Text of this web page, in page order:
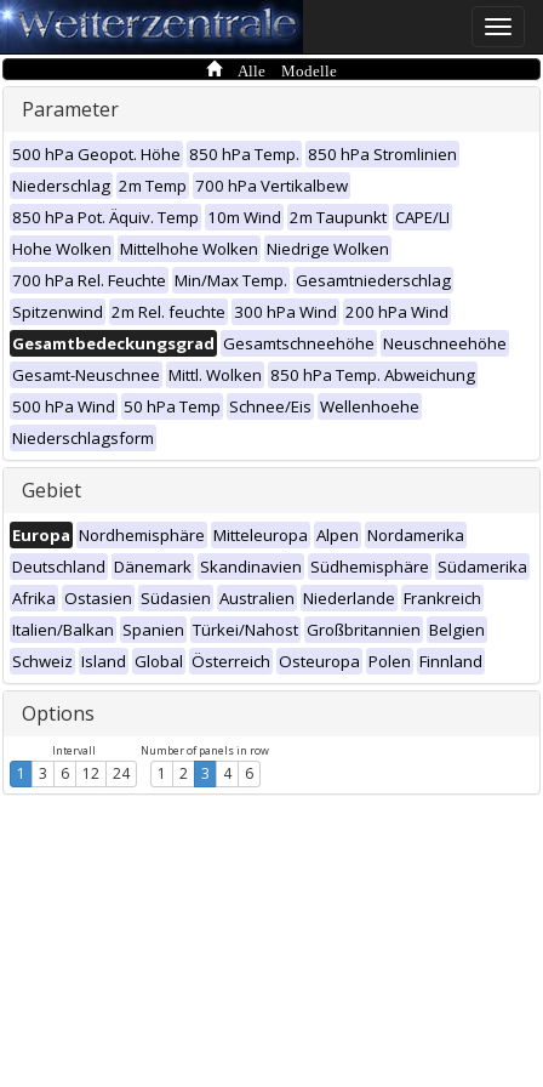
Toggle
Alle Modelle
Parameter
500 hPa Geopot. Höhe 850 hPa Temp. 850 hPa Stromlinien
Niederschlag 2m Temp 700 hPa Vertikalbew
850 hPa Pot. Äquiv. Temp 10m Wind 2m Taupunkt CAPE/LI
Hohe Wolken Mittelhohe Wolken Niedrige Wolken
700 hPa Rel. Feuchte Min/Max Temp. Gesamtniederschlag
Spitzenwind 2m Rel. feuchte 300 hPa Wind 200 hPa Wind
Gesamtbedeckungsgrad Gesamtschneehöhe Neuschneehöhe
Gesamt-Neuschnee Mittl. Wolken 850 hPa Temp. Abweichung
500 hPa Wind 50 hPa Temp Schnee/Eis Wellenhoehe
Niederschlagsform
Gebiet
Europa Nordhemisphäre Mitteleuropa Alpen Nordamerika
Deutschland Dänemark Skandinavien Südhemisphäre Südamerika
Afrika Ostasien Südasien Australien Niederlande Frankreich
Italien/Balkan Spanien Türkei/Nahost Großbritannien Belgien
Schweiz Island Global Österreich Osteuropa Polen Finnland
Options
Intervall
1 3 6 12 24
Number of panels in row
1 2 3 4 6